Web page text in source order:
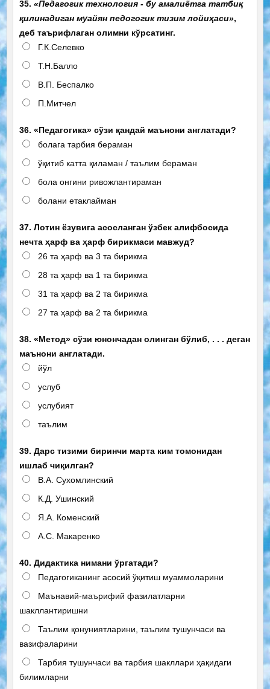
35. «Педагогик технология - бу амалиётга татбиқ
қилинадиган муайян педогогик тизим лойиҳаси»,
деб таърифлаган олимни кўрсатинг.
Г.К.Селевко
Т.Н.Балло
В.П. Беспалко
П.Митчел
36. «Педагогика» сўзи қандай маънони англатади?
болага тарбия бераман
ўқитиб катта қиламан / таълим бераман
бола онгини ривожлантираман
болани етаклайман
37. Лотин ёзувига асосланган ўзбек алифбосида
нечта ҳарф ва ҳарф бирикмаси мавжуд?
26 та ҳарф ва 3 та бирикма
28 та ҳарф ва 1 та бирикма
31 та ҳарф ва 2 та бирикма
27 та ҳарф ва 2 та бирикма
38. «Метод» сўзи юнончадан олинган бўлиб, . . . деган
маънони англатади.
йўл
услуб
услубият
таълим
39. Дарс тизими биринчи марта ким томонидан
ишлаб чиқилган?
В.А. Сухомлинский
К.Д. Ушинский
Я.А. Коменский
А.С. Макаренко
40. Дидактика нимани ўргатади?
Педагогиканинг асосий ўқитиш муаммоларини
Маънавий-маърифий фазилатларни
шакллантиришни
Таълим қонуниятларини, таълим тушунчаси ва
вазифаларини
Тарбия тушунчаси ва тарбия шакллари ҳақидаги
билимларни